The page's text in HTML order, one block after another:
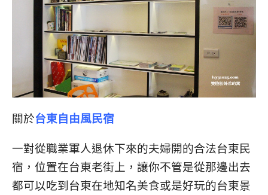
關於台東自由風民宿
一對從職業軍人退休下來的夫婦開的合法台東民
宿，位置在台東老街上，讓你不管是從那邊出去
都可以吃到台東在地知名美食或是好玩的台東景